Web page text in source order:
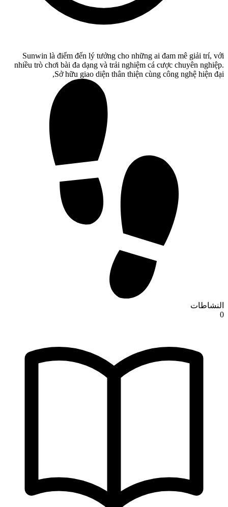
Sunwin là điểm đến lý tưởng cho những ai đam mê giải trí, với
nhiều trò chơi bài đa dạng và trải nghiệm cá cược chuyên nghiệp.
Sở hữu giao diện thân thiện cùng công nghệ hiện đại,
النشاطات
0